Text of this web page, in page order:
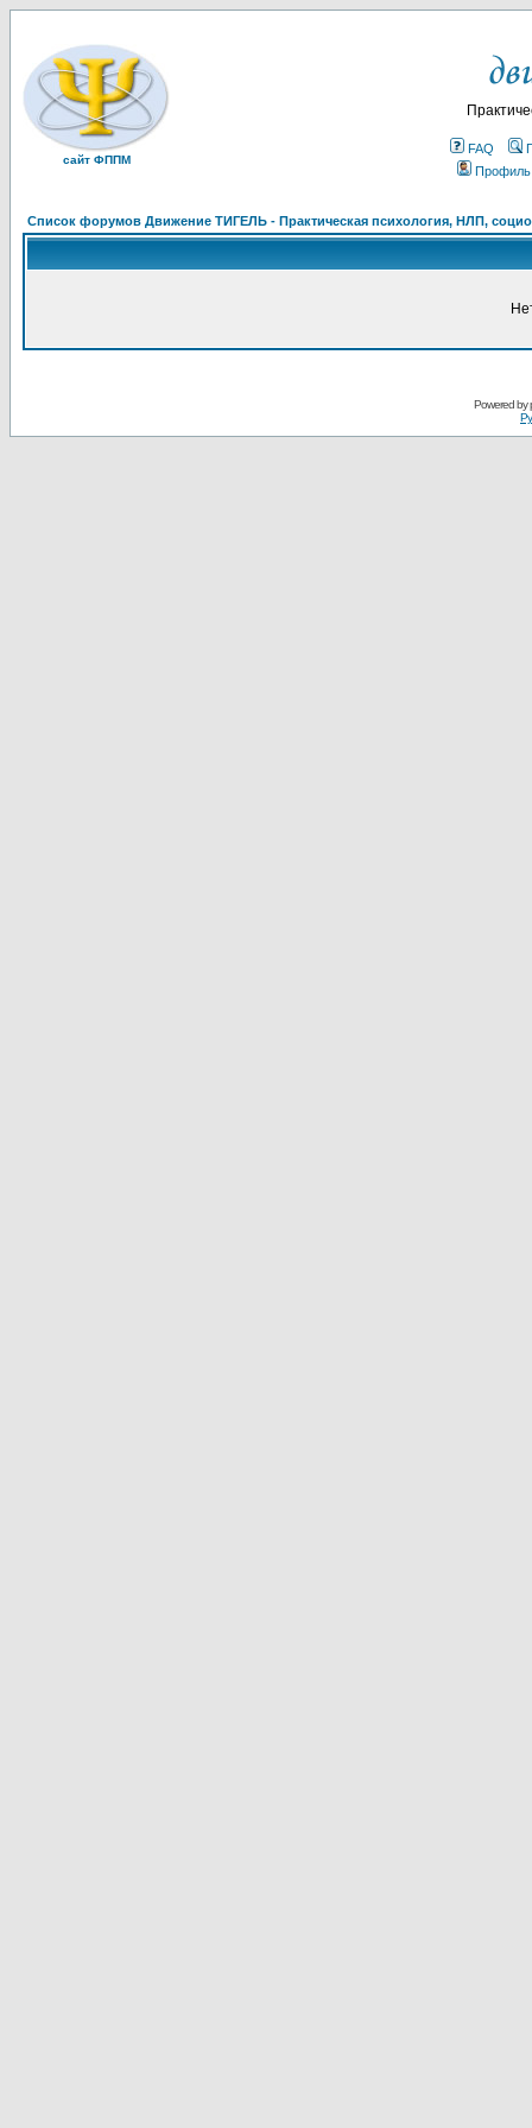
сайт ФППМ
FAQ
Профиль
Список форумов Движение ТИГЕЛЬ - Практическая психология, НЛП,
Powered by